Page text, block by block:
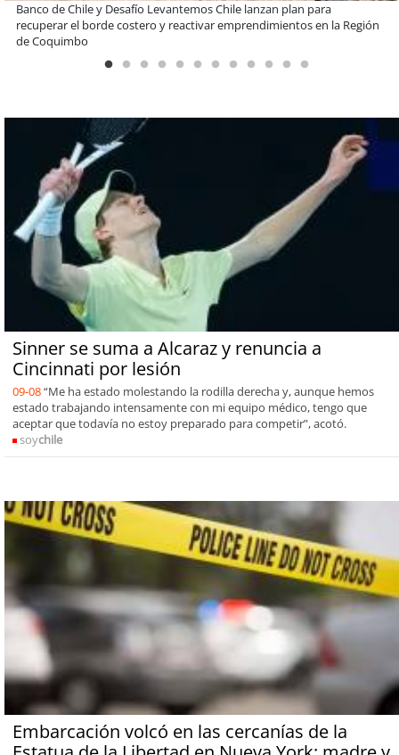
EBI Chile reúne a expertos para abordar desafíos de inversión e
infraestructura en gestión circular de residuos
Sinner se suma a Alcaraz y renuncia a
Cincinnati por lesión
09-08“Me ha estado molestando la rodilla derecha y, aunque hemos
estado trabajando intensamente con mi equipo médico, tengo que
aceptar que todavía no estoy preparado para competir”, acotó.
soychile
Embarcación volcó en las cercanías de la